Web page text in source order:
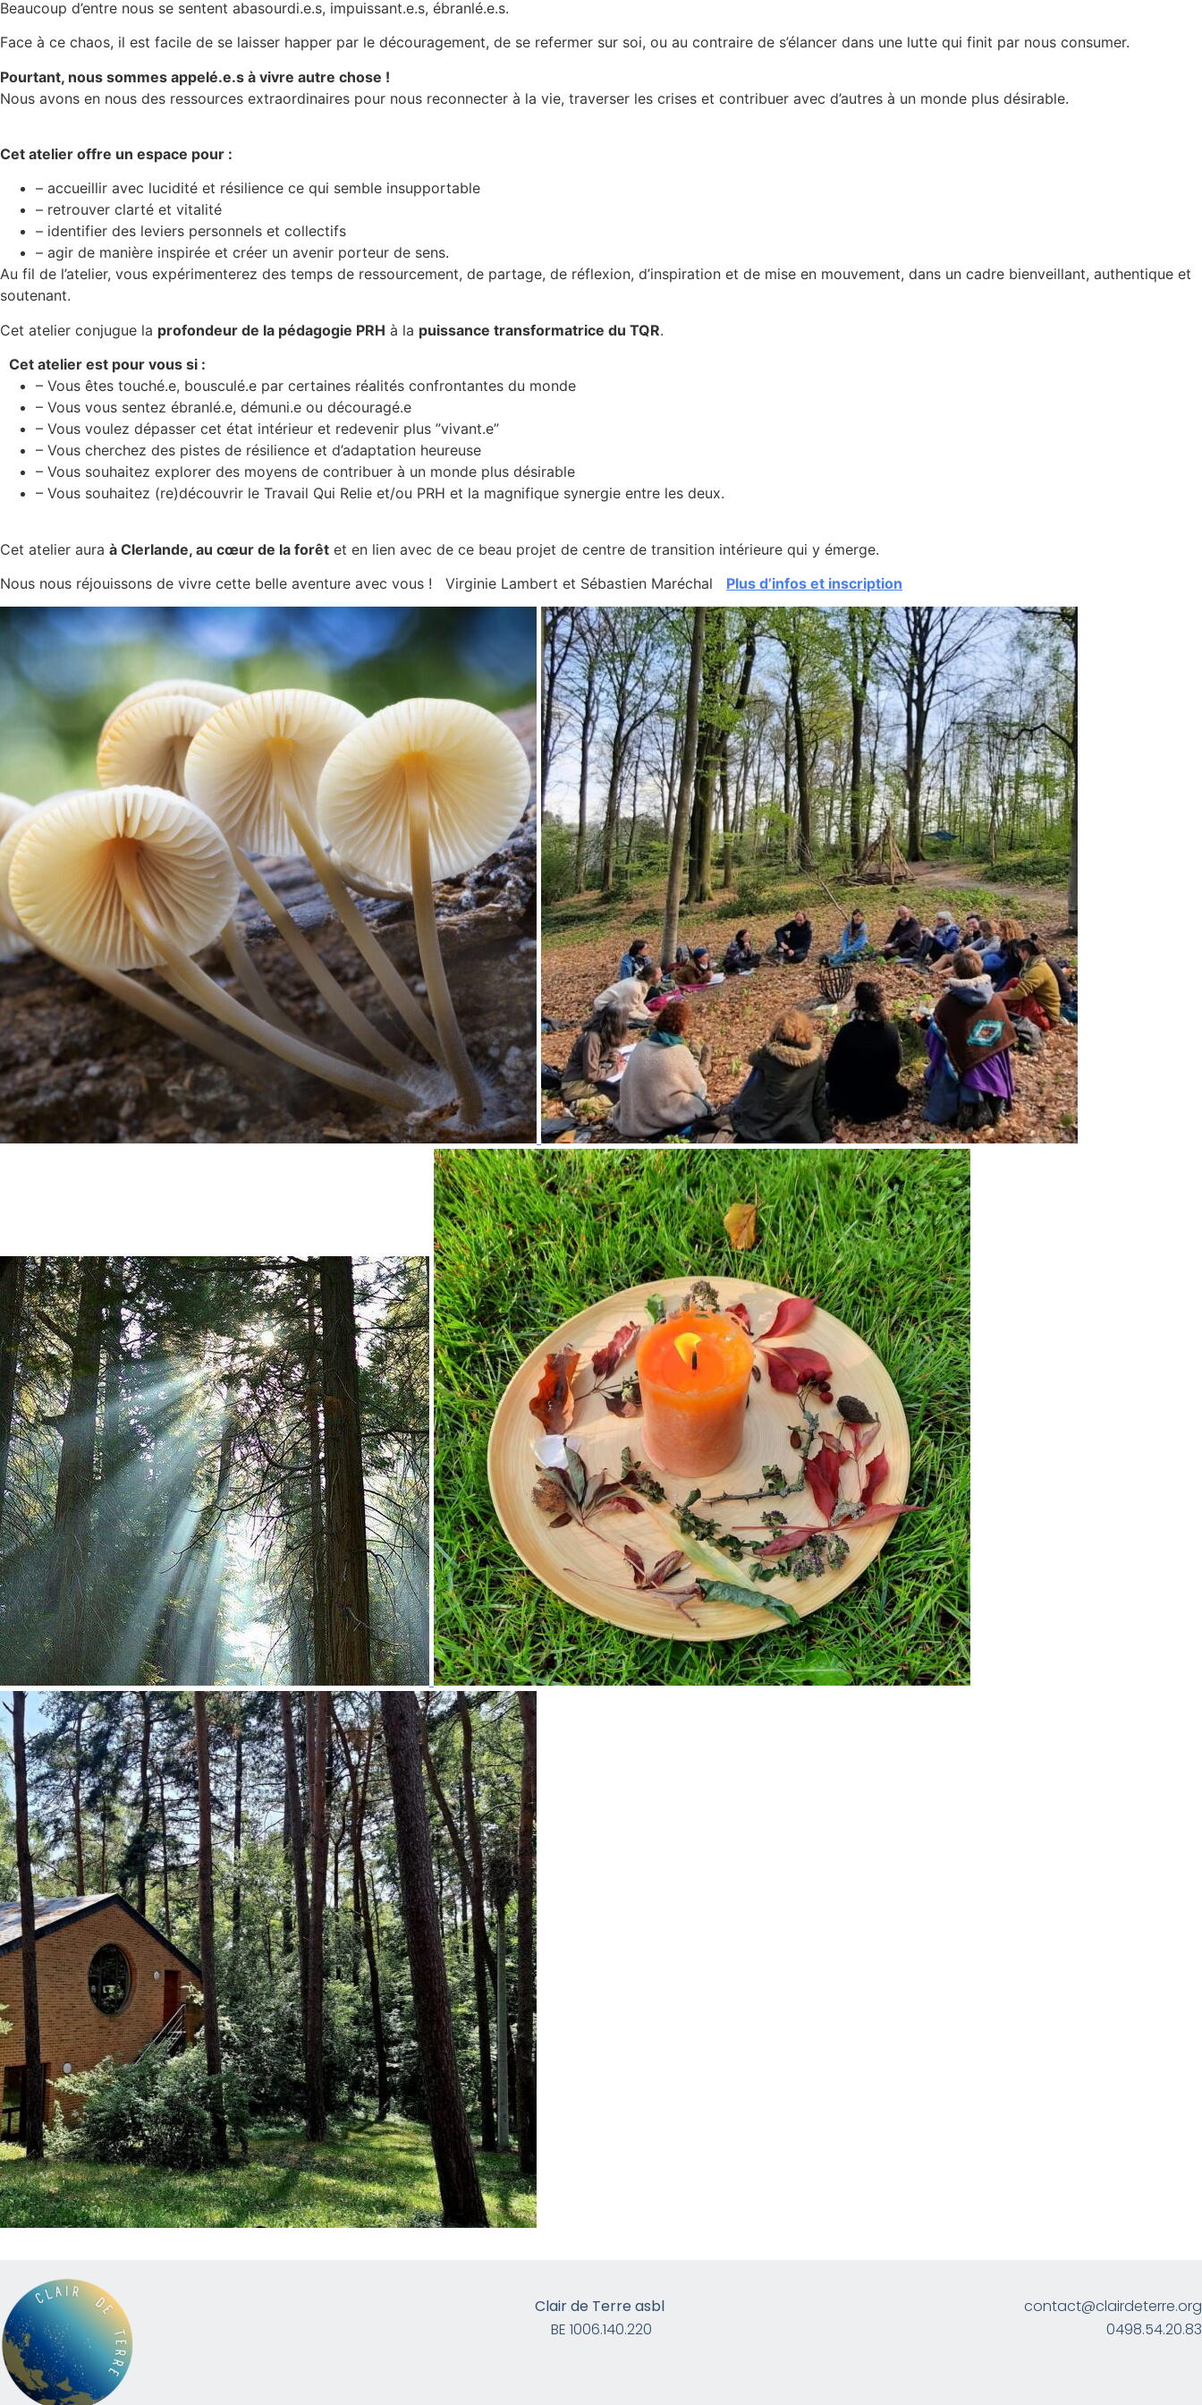
Beaucoup d’entre nous se sentent abasourdi.e.s, impuissant.e.s, ébranlé.e.s.
Face à ce chaos, il est facile de se laisser happer par le découragement, de se refermer sur soi, ou au contraire de s’élancer dans une lutte qui finit par nous consumer.
Pourtant, nous sommes appelé.e.s à vivre autre chose !
Nous avons en nous des ressources extraordinaires pour nous reconnecter à la vie, traverser les crises et contribuer avec d’autres à un monde plus désirable.
Cet atelier offre un espace pour :
– accueillir avec lucidité et résilience ce qui semble insupportable
– retrouver clarté et vitalité
– identifier des leviers personnels et collectifs
– agir de manière inspirée et créer un avenir porteur de sens.
Au fil de l’atelier, vous expérimenterez des temps de ressourcement, de partage, de réflexion, d’inspiration et de mise en mouvement, dans un cadre bienveillant, authentique et
soutenant.
Cet atelier conjugue la profondeur de la pédagogie PRH à la puissance transformatrice du TQR.
Cet atelier est pour vous si :
– Vous êtes touché.e, bousculé.e par certaines réalités confrontantes du monde
– Vous vous sentez ébranlé.e, démuni.e ou découragé.e
– Vous voulez dépasser cet état intérieur et redevenir plus ”vivant.e”
– Vous cherchez des pistes de résilience et d’adaptation heureuse
– Vous souhaitez explorer des moyens de contribuer à un monde plus désirable
– Vous souhaitez (re)découvrir le Travail Qui Relie et/ou PRH et la magnifique synergie entre les deux.
Cet atelier aura à Clerlande, au cœur de la forêt et en lien avec de ce beau projet de centre de transition intérieure qui y émerge.
Nous nous réjouissons de vivre cette belle aventure avec vous ! Virginie Lambert et Sébastien Maréchal Plus d’infos et inscription
Clair de Terre asbl
BE 1006.140.220
contact@clairdeterre.org
0498.54.20.83